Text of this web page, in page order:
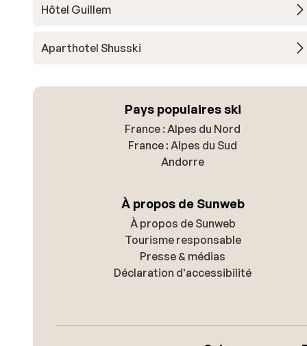
Hôtel Guillem
Aparthotel Shusski
Pays populaires ski
France : Alpes du Nord
France : Alpes du Sud
Andorre
À propos de Sunweb
À propos de Sunweb
Tourisme responsable
Presse & médias
Déclaration d'accessibilité